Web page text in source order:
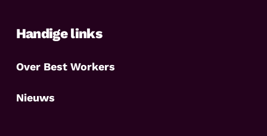
Handige links
Over Best Workers
Nieuws